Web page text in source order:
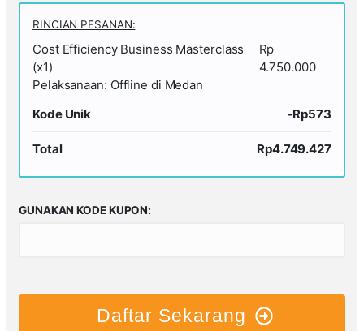
RINCIAN PESANAN:
Cost Efficiency Business Masterclass
(x1)
Pelaksanaan: Offline di Medan
Rp
4.750.000
Kode Unik -Rp573
Total Rp4.749.427
GUNAKAN KODE KUPON:
Daftar Sekarang